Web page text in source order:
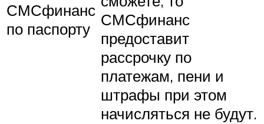
СМСфинанс
по паспорту СМСфинанс
предоставит
рассрочку по
платежам, пени и
штрафы при этом
начисляться не будут.